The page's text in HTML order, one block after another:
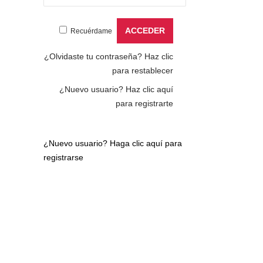
Recuérdame
¿Olvidaste tu contraseña? Haz clic
para restablecer
¿Nuevo usuario? Haz clic aquí
para registrarte
¿Nuevo usuario? Haga clic aquí para
registrarse